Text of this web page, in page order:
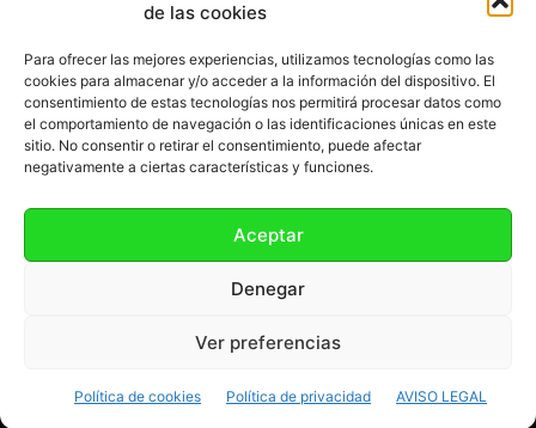
de las cookies
Para ofrecer las mejores experiencias, utilizamos tecnologías como las
cookies para almacenar y/o acceder a la información del dispositivo. El
consentimiento de estas tecnologías nos permitirá procesar datos como
el comportamiento de navegación o las identificaciones únicas en este
sitio. No consentir o retirar el consentimiento, puede afectar
negativamente a ciertas características y funciones.
Aceptar
Denegar
Ver preferencias
Política de cookies Política de privacidad AVISO LEGAL
SOBRE NOSOTROS
Política de cookies (UE)
©